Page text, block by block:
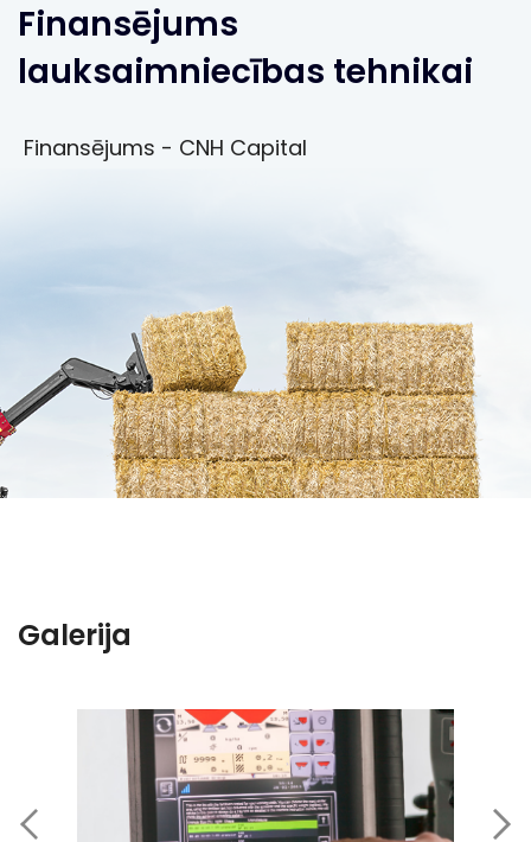
Finansējums
lauksaimniecības tehnikai
Finansējums - CNH Capital
Galerija